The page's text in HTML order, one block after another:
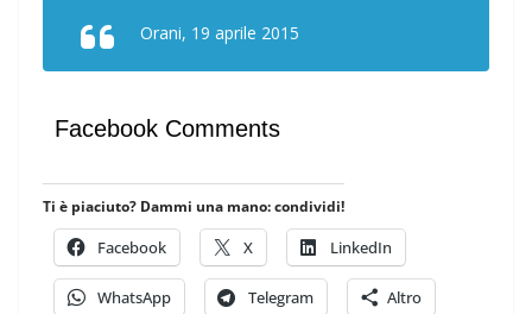
Orani, 19 aprile 2015
Facebook Comments
Ti è piaciuto? Dammi una mano: condividi!
Facebook X LinkedIn
WhatsApp Telegram Altro